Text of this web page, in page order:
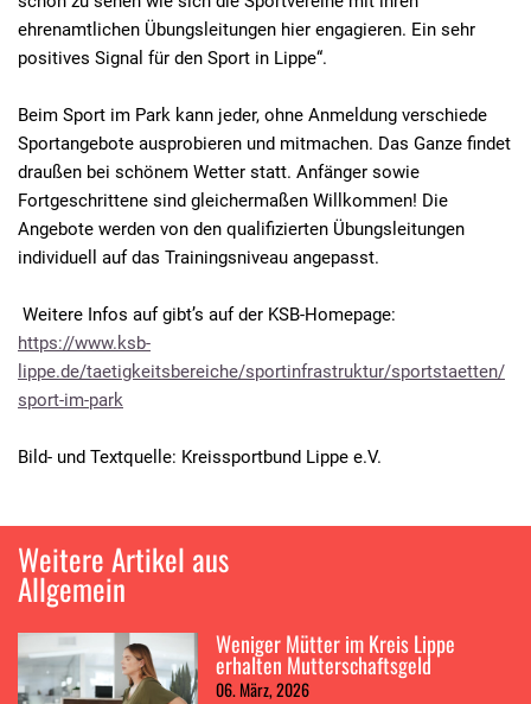
ehrenamtlichen Übungsleitungen hier engagieren. Ein sehr
positives Signal für den Sport in Lippe“.
Beim Sport im Park kann jeder, ohne Anmeldung verschiede
Sportangebote ausprobieren und mitmachen. Das Ganze findet
draußen bei schönem Wetter statt. Anfänger sowie
Fortgeschrittene sind gleichermaßen Willkommen! Die
Angebote werden von den qualifizierten Übungsleitungen
individuell auf das Trainingsniveau angepasst.
Weitere Infos auf gibt’s auf der KSB-Homepage:
https://www.ksb-
lippe.de/taetigkeitsbereiche/sportinfrastruktur/sportstaetten/
sport-im-park
Bild- und Textquelle: Kreissportbund Lippe e.V.
Weitere Artikel aus
Allgemein
Weniger Mütter im Kreis Lippe
erhalten Mutterschaftsgeld
06. März, 2026